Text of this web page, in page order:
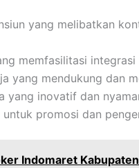
yang melibatkan
memfasilitasi
yang mendukung dan
yang inovatif dan
untuk promosi dan
Indomaret